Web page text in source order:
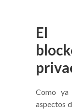
El
Como ya
aspectos